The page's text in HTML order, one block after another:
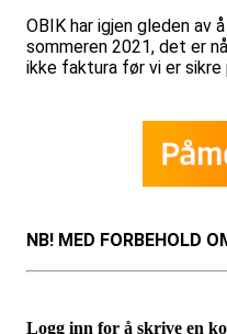
OBIK har igjen gleden
sommeren 2021, det er
ikke faktura før vi er
NB! MED FORBEHOLD
Logg inn for å skrive en